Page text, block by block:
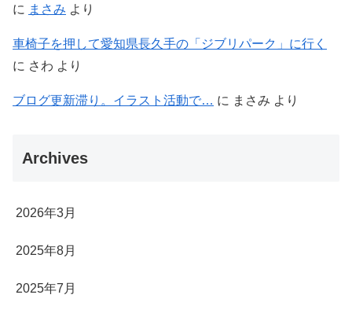
に まさみ より
車椅子を押して愛知県長久手の「ジブリパーク」に行く
に さわ より
ブログ更新滞り。イラスト活動で… に まさみ より
Archives
2026年3月
2025年8月
2025年7月